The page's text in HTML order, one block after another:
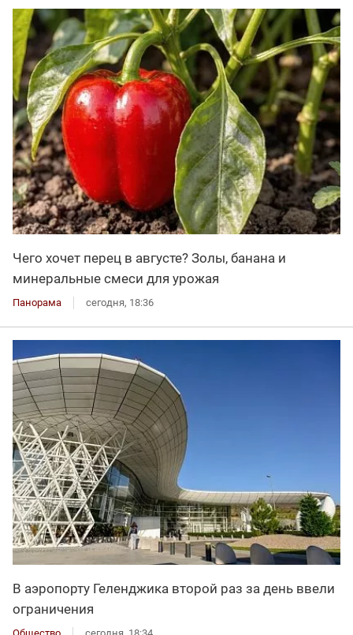
Чего хочет перец в августе? Золы, банана и
минеральные смеси для урожая
Панорама сегодня, 18:36
В аэропорту Геленджика второй раз за день ввели
ограничения